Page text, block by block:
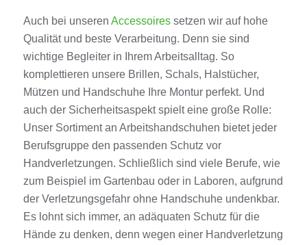
Auch bei unseren Accessoiressetzen wir auf hohe
Qualität und beste Verarbeitung. Denn sie sind
wichtige Begleiter in Ihrem Arbeitsalltag. So
komplettieren unsere Brillen, Schals, Halstücher,
Mützen und Handschuhe Ihre Montur perfekt. Und
auch der Sicherheitsaspekt spielt eine große Rolle:
Unser Sortiment an Arbeitshandschuhen bietet jeder
Berufsgruppe den passenden Schutz vor
Handverletzungen. Schließlich sind viele Berufe, wie
zum Beispiel im Gartenbau oder in Laboren, aufgrund
der Verletzungsgefahr ohne Handschuhe undenkbar.
Es lohnt sich immer, an adäquaten Schutz für die
Hände zu denken, denn wegen einer Handverletzung